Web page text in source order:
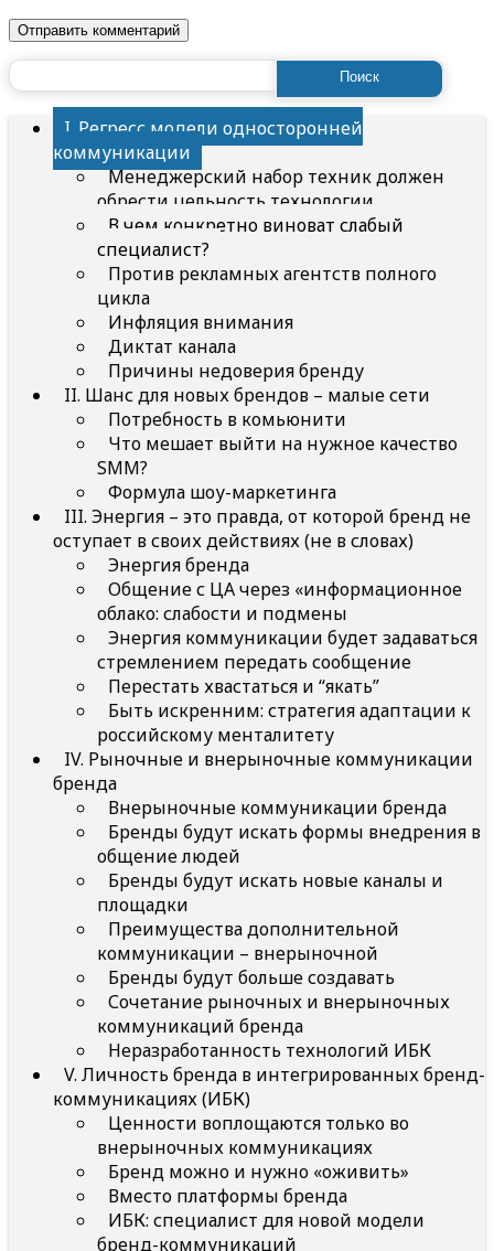
I. Регресс модели односторонней
коммуникации
Менеджерский набор техник должен
обрести цельность технологии
В чем конкретно виноват слабый
специалист?
Против рекламных агентств полного
цикла
Инфляция внимания
Диктат канала
Причины недоверия бренду
II. Шанс для новых брендов – малые сети
Потребность в комьюнити
Что мешает выйти на нужное качество
SMM?
Формула шоу-маркетинга
III. Энергия – это правда, от которой бренд не
оступает в своих действиях (не в словах)
Энергия бренда
Общение с ЦА через «информационное
облако: слабости и подмены
Энергия коммуникации будет задаваться
стремлением передать сообщение
Перестать хвастаться и “якать”
Быть искренним: стратегия адаптации к
российскому менталитету
IV. Рыночные и внерыночные коммуникации
бренда
Внерыночные коммуникации бренда
Бренды будут искать формы внедрения в
общение людей
Бренды будут искать новые каналы и
площадки
Преимущества дополнительной
коммуникации – внерыночной
Бренды будут больше создавать
Сочетание рыночных и внерыночных
коммуникаций бренда
Неразработанность технологий ИБК
V. Личность бренда в интегрированных бренд-
коммуникациях (ИБК)
Ценности воплощаются только во
внерыночных коммуникациях
Бренд можно и нужно «оживить»
Вместо платформы бренда
ИБК: специалист для новой модели
бренд-коммуникаций